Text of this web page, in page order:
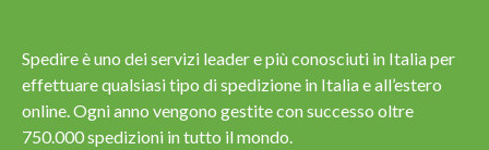
Spedire è uno dei servizi leader e più conosciuti in Italia per
effettuare qualsiasi tipo di spedizione in Italia e all’estero
online. Ogni anno vengono gestite con successo oltre
750.000 spedizioni in tutto il mondo.